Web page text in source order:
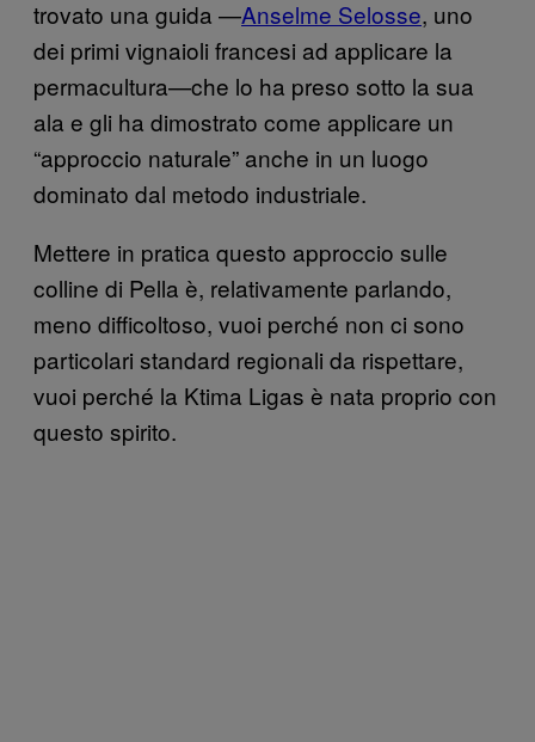
trovato una guida —Anselme Selosse, uno
dei primi vignaioli francesi ad applicare la
permacultura—che lo ha preso sotto la sua
ala e gli ha dimostrato come applicare un
“approccio naturale” anche in un luogo
dominato dal metodo industriale.
Mettere in pratica questo approccio sulle
colline di Pella è, relativamente parlando,
meno difficoltoso, vuoi perché non ci sono
particolari standard regionali da rispettare,
vuoi perché la Ktima Ligas è nata proprio con
questo spirito.